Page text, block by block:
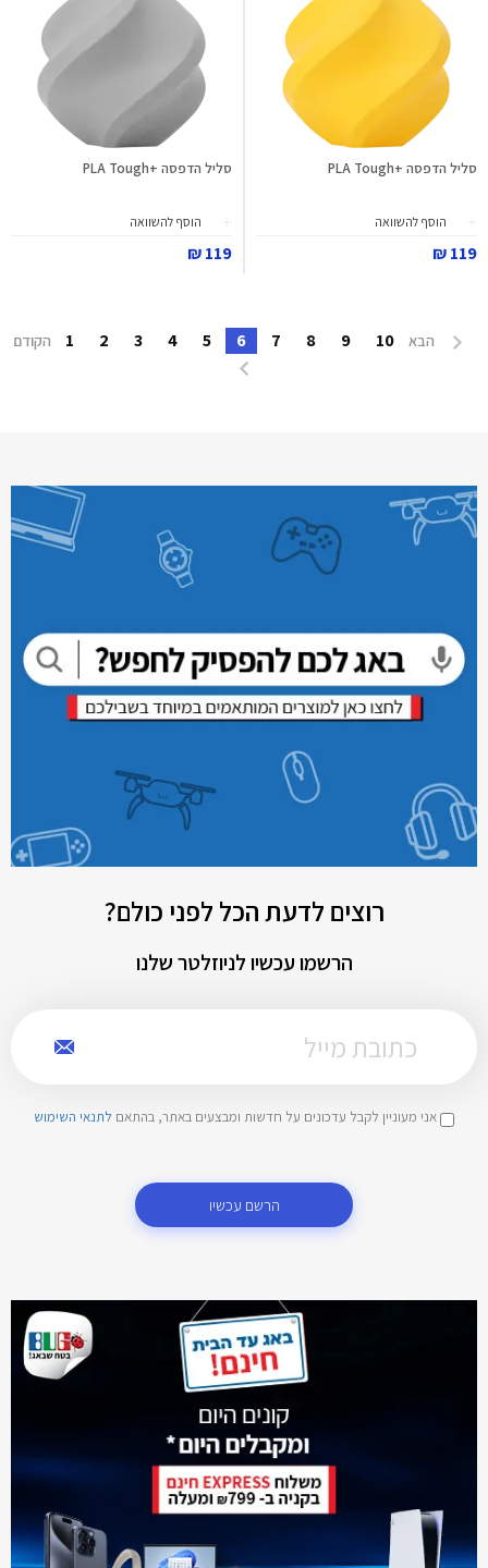
סליל הדפסה +PLA Tough
הוסף להשוואה
119 ₪
סליל הדפסה +PLA Tough
הוסף להשוואה
119 ₪
הבא 10
9
8
7
6
5
4
3
2
1 הקודם
רוצים לדעת הכל לפני כולם?
הרשמו עכשיו לניוזלטר שלנו
אני מעוניין לקבל עדכונים על חדשות ומבצעים באתר, בהתאם לתנאי השימוש
הרשם עכשיו